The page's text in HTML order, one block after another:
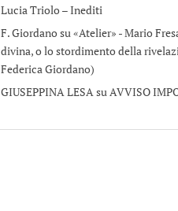
Lucia Triolo – Inediti
F. Giordano su «Atelier» - Mario
divina, o lo stordimento della
Federica Giordano)
GIUSEPPINA LESAsuAVVISO